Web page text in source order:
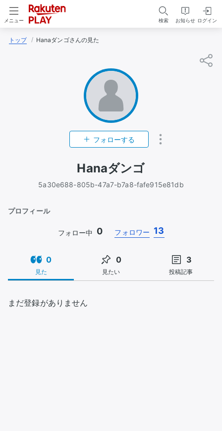
メニュー 検索 お知らせ ログイン
トップ Hanaダンゴさんの見た
フォローする
Hanaダンゴ
5a30e688-805b-47a7-b7a8-fafe915e81db
プロフィール
フォロー中 0 フォロワー 13
0
見た
0
見たい
3
投稿記事
まだ登録がありません